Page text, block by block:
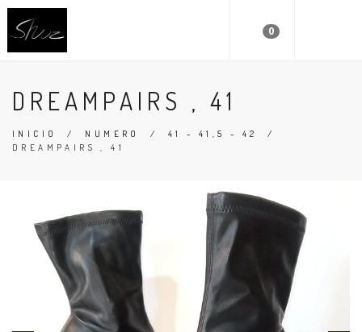
0
DREAMPAIRS , 41
INICIO / NUMERO / 41 - 41,5 - 42
/
DREAMPAIRS , 41